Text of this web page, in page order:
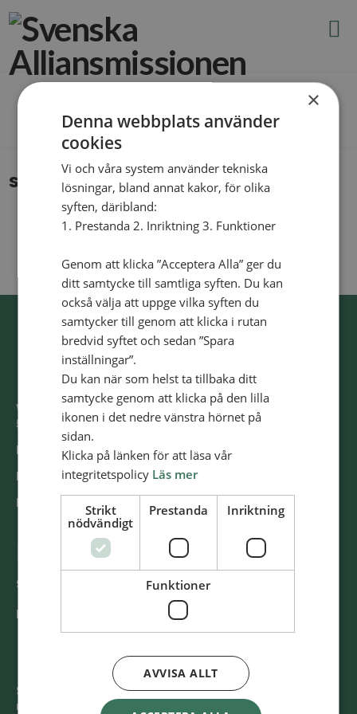
The Blog
skidresa
Västra Storgatan 14
553 15 Jönköping
E-post: info@​alliansmissionen.​se
Fler kon­takt­upp­gif­ter >
Report ir­re­gu­la­ri­ti­es / Rap­por­te­ra oe­gent­lig­he­ter >
@SvenskaAl­li­ans­mis­sio­nen
Swish
Svenska Al­li­ans­mis­sio­nen är ett kristet tros­sam­fund
med 140 för­sam­ling­ar och ca 13500 medlemmar. Vi har
×
Denna webbplats använder
cookies
Vi och våra system använder tekniska
lösningar, bland annat kakor, för olika
syften, däribland:
1. Prestanda 2. Inriktning 3. Funktioner
Genom att klicka ”Acceptera Alla” ger du
ditt samtycke till samtliga syften. Du kan
också välja att uppge vilka syften du
samtycker till genom att klicka i rutan
bredvid syftet och sedan ”Spara
inställningar”.
Du kan när som helst ta tillbaka ditt
samtycke genom att klicka på den lilla
ikonen i det nedre vänstra hörnet på
sidan.
Klicka på länken för att läsa vår
integritetspolicy Läs mer
Strikt
nödvändigt
Prestanda Inriktning
Funktioner
AVVISA ALLT